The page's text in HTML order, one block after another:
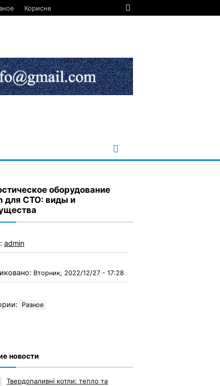
Корисне
оборудование
для СТО: виды и
admin
Вторник, 2022/12/27 - 17:28
Разное
новости
Твердопаливні котли: тепло та